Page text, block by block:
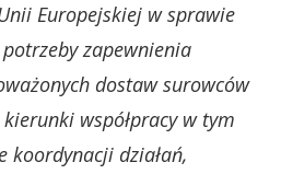
Europejskiej w sprawie
zapewnienia
dostaw surowców
współpracy w tym
koordynacji działań,